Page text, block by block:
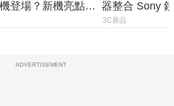
登場？新機亮點預 器整合 Sony
條 USB-C 就
3C新品
ADVERTISEMENT